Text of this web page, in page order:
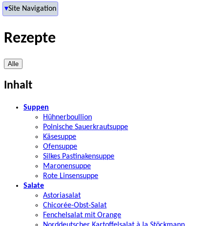
Site Navigation
Site Navigation
Rezepte
Alle
Inhalt
Suppen
Hühnerboullion
Polnische Sauerkrautsuppe
Käsesuppe
Ofensuppe
Silkes Pastinakensuppe
Maronensuppe
Rote Linsensuppe
Salate
Astoriasalat
Chicorée-Obst-Salat
Fenchelsalat mit Orange